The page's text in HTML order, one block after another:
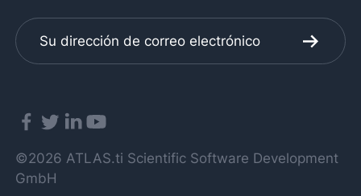
©2026 ATLAS.ti Scientific Software Development
GmbH